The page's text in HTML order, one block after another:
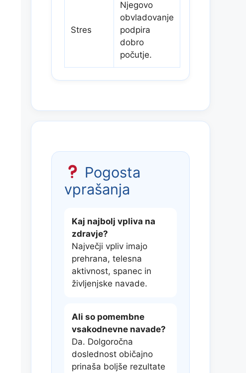
Stres
Njegovo
obvladovanje
podpira
dobro
počutje.
Pogosta
vprašanja
Kaj najbolj vpliva na
zdravje?
Največji vpliv imajo
prehrana, telesna
aktivnost, spanec in
življenjske navade.
Ali so pomembne
vsakodnevne navade?
Da. Dolgoročna
doslednost običajno
prinaša boljše rezultate